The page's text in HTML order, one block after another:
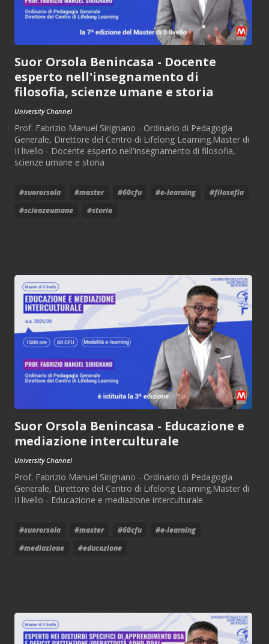
Suor Orsola Benincasa - Docente
esperto nell'insegnamento di
filosofia, scienze umane e storia
University Channel
Prof. Fabrizio Manuel Sirignano - Ordinario di Pedagogia
Generale, Direttore del Centro di Lifelong Learning.Master di
II livello - Docente esperto nell'insegnamento di filosofia,
scienze umane e storia
#suororsola #master #60cfu #e-learning
#filosofia
#scienzeumane
#storia
Suor Orsola Benincasa - Educazione e
mediazione interculturale
University Channel
Prof. Fabrizio Manuel Sirignano - Ordinario di Pedagogia
Generale, Direttore del Centro di Lifelong Learning.Master di
II livello - Educazione e mediazione interculturale.
#suororsola #master #60cfu
#e-learning
#mediazione
#educazione